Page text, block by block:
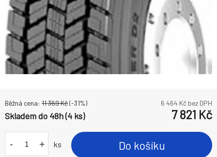
Běžná cena: 11 369Kč(-31%) 6 464 Kč bez DPH
Skladem do 48h (4 ks) 7 821 Kč
- + ks Do košíku